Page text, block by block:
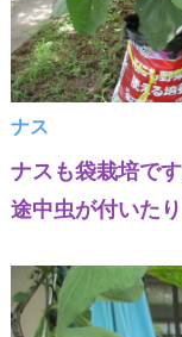
ナス
ナスも袋栽培で
途中虫が付いた